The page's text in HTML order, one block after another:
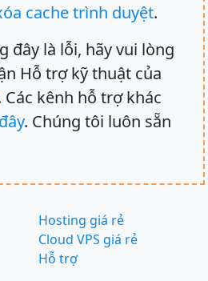
cache trình duyệt.
đây là lỗi, hãy vui lòng
Hỗ trợ kỹ thuật của
Các kênh hỗ trợ khác
. Chúng tôi luôn sẵn
Hosting giá rẻ
Cloud VPS giá rẻ
Hỗ trợ